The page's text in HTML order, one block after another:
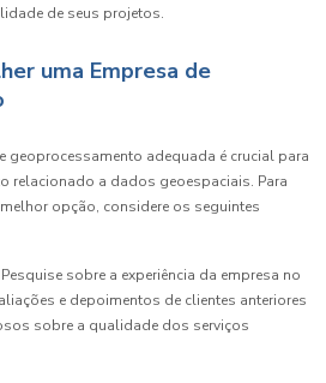
de seus projetos.
uma Empresa de
geoprocessamento adequada é crucial para
relacionado a dados geoespaciais. Para
opção, considere os seguintes
Pesquise sobre a experiência da empresa no
e depoimentos de clientes anteriores
sobre a qualidade dos serviços